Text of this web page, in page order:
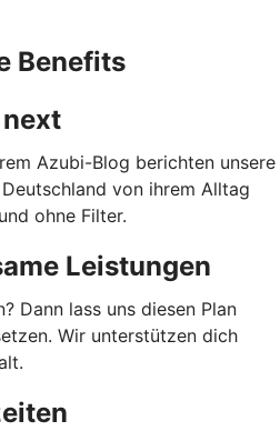
Benefits
Azubi-Blog berichten unsere
von ihrem Alltag
ohne Filter.
Leistungen
Dann lass uns diesen Plan
Wir unterstützen dich